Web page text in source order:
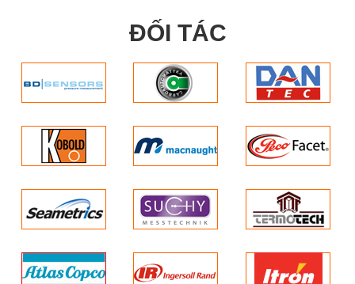
ĐỐI TÁC